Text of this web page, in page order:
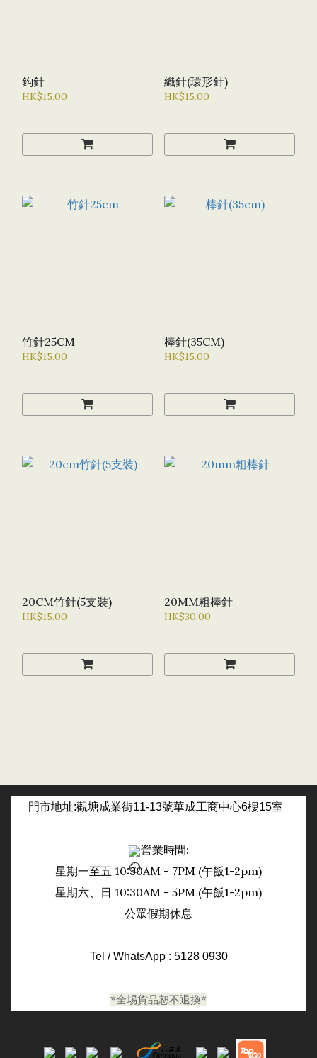
鈎針
HK$15.00
織針(環形針)
HK$15.00
竹針25CM
HK$15.00
棒針(35CM)
HK$15.00
20CM竹針(5支裝)
HK$15.00
20MM粗棒針
HK$30.00
門市地址:觀塘成業街11-13號華成工商中心6樓15室
營業時間:
星期一至五 10:30AM - 7PM (午飯1-2pm)
星期六、 日 10:30AM - 5PM (午飯1-2pm)
公眾假期休息
Tel / WhatsApp : 5128 0930
*全埸貨品恕不退換*